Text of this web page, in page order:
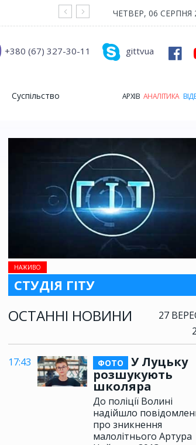
На війні загинув
ЧЕТВЕР, 06 СЕРПНЯ
gittvua
+380 (67) 327-30-11
Суспільство АРХІВ АНАЛІТИКА
НАЖИВО
СТУДІЯ ГІТУ
ОСТАННІ НОВИНИ
27
17:43 ФОТО
У Луцьку
розшукують
школяра
До поліції Волині
надійшло
про зникнення
малолітнього Артура